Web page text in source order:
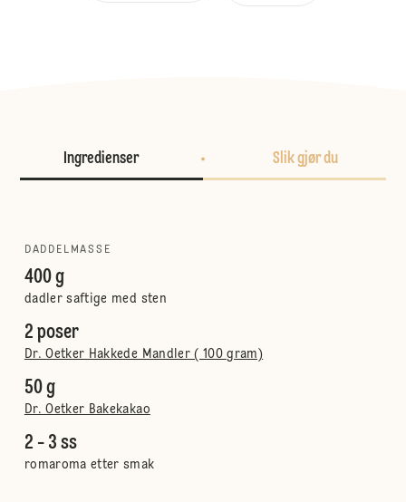
Ingredienser Slik gjør du
DADDELMASSE
400 g
dadler saftige med sten
2 poser
Dr. Oetker Hakkede Mandler ( 100 gram)
50 g
Dr. Oetker Bakekakao
2 - 3 ss
romaroma etter smak